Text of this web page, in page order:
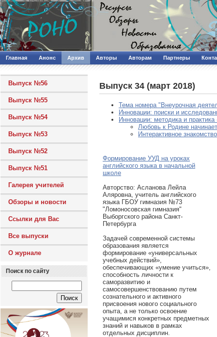
Главная Анонс Архив Авторы Авторам Партнеры
Выпуск №56
Выпуск №55
Выпуск №54
Выпуск №53
Выпуск №52
Выпуск №51
Галерея учителей
Обзоры и новости
Ссылки для Вас
Все выпуски
О журнале
Поиск по сайту
Выпуск 34 (март 2018)
Тема номера "Внеурочная
Инновации: поиски и
Инновации: методика и практика
Любовь к Родине
Интерактивное
Формирование УУД на уроках
английского языка в начальной
школе
Авторcтво: Асланова Лейла
Аляровна, учитель английского
языка ГБОУ гимназия №73
"Ломоносовская гимназия"
Выборгского района Санкт-
Петербурга
Задачей современной системы
образования является
формирование «универсальных
учебных действий»,
обеспечивающих «умение учиться»,
способность личности к
саморазвитию и
самосовершенствованию путем
сознательного и активного
присвоения нового социального
опыта, а не только освоение
учащимися конкретных предметных
знаний и навыков в рамках
отдельных дисциплин.